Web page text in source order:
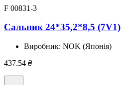
F 00831-3
Сальник 24*35,2*8,5 (7V1)
Виробник: NOK (Японія)
437.54 ₴